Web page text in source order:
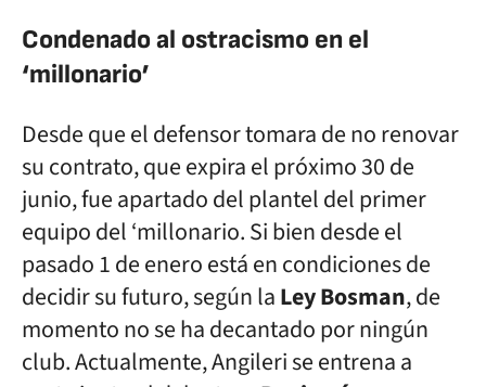
Condenado al ostracismo en el
‘millonario’
Desde que el defensor tomara de no renovar
su contrato, que expira el próximo 30 de
junio, fue apartado del plantel del primer
equipo del ‘millonario. Si bien desde el
pasado 1 de enero está en condiciones de
decidir su futuro, según laLey Bosman, de
momento no se ha decantado por ningún
club. Actualmente, Angileri se entrena a